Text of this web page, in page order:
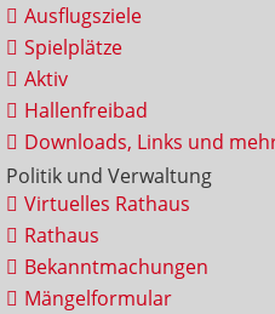
Ausflugsziele
Spielplätze
Aktiv
Hallenfreibad
Downloads, Links und
Politik und Verwaltung
Virtuelles Rathaus
Rathaus
Bekanntmachungen
Mängelformular